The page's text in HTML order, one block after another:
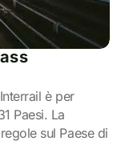
è per
Paesi. La
sul Paese di